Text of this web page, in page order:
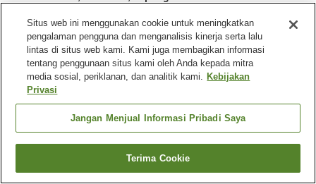
Sangat baik Ulasan:983
Fasilitas properti
Wi-Fi
bebatuan alami
Shizuoka Kota Atami
Cari kamar
Situs web ini menggunakan cookie untuk meningkatkan
pengalaman pengguna dan menganalisis kinerja serta lalu
lintas di situs web kami. Kami juga membagikan informasi
tentang penggunaan situs kami oleh Anda kepada mitra
media sosial, periklanan, dan analitik kami. Kebijakan
Privasi
Jangan Menjual Informasi Pribadi Saya
Terima Cookie